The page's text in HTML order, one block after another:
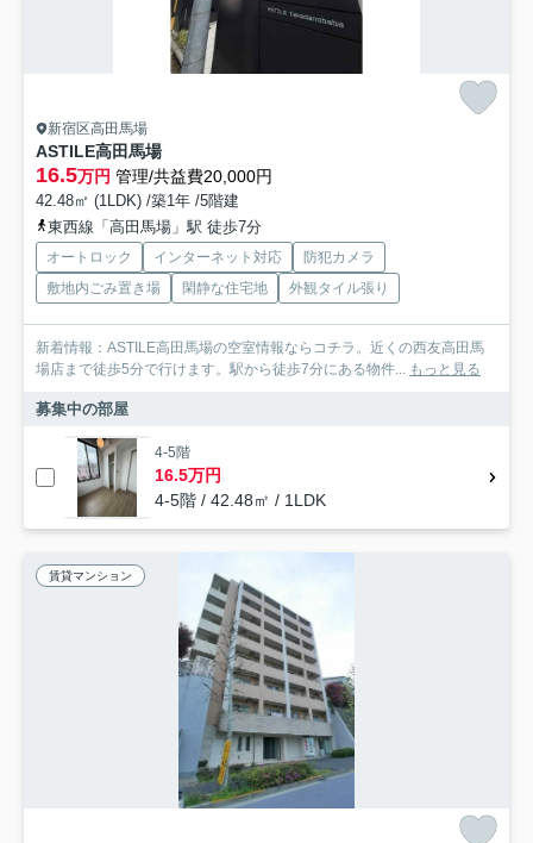
新宿区高田馬場
ASTILE高田馬場
16.5万円 管理/共益費20,000円
42.48㎡ (1LDK) /築1年 /5階建
東西線「高田馬場」駅 徒歩7分
オートロック インターネット対応
防犯カメラ
敷地内ごみ置き場
閑静な住宅地 外観タイル張り
新着情報：ASTILE高田馬場の空室情報ならコチラ。近くの西友高田馬
場店まで徒歩5分で行けます。駅から徒歩7分にある物件... もっと見る
募集中の部屋
4-5階
16.5万円
4-5階 / 42.48㎡ / 1LDK
賃貸マンション